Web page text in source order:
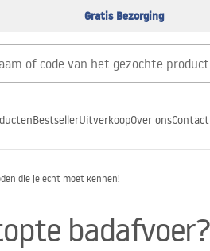
Gratis Bezorging
BestsellerUitverkoopOver onsContact
die je echt moet kennen!